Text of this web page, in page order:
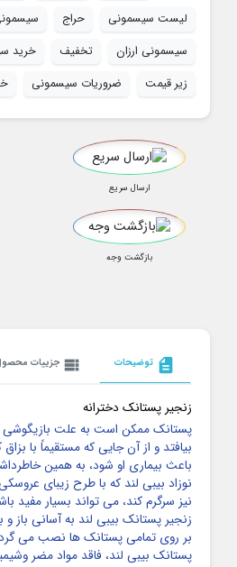
لیست سیسمونی
حراج
سیسمونی ارزان
تخفیف
خرید
زیر قیمت
ضروریات سیسمونی
ارسال سریع
بازگشت وجه
description توضیحات view_list جزییات
زنجیر پستانک دخترانه
پستانک ممکن است به علت بازیگوشی
بیافتد و از آن جایی که مستقیماً با
باعث بیماری او شود، به همین
نوزاد بیبی لند که با طرح زیبای
نیز سرگرم کند، می تواند بسیار مفید
زنجیر پستانک بیبی لند به آسانی باز
بر روی تمامی پستانک ها نصب می
پستانک بیبی لند، فاقد مواد مضر